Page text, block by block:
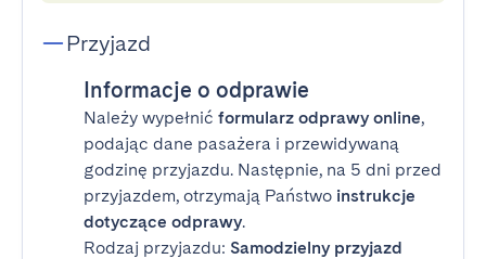
Przyjazd
Informacje o odprawie
Należy wypełnić formularz odprawy online,
podając dane pasażera i przewidywaną
godzinę przyjazdu. Następnie, na 5 dni przed
przyjazdem, otrzymają Państwo instrukcje
dotyczące odprawy.
Rodzaj przyjazdu: Samodzielny przyjazd